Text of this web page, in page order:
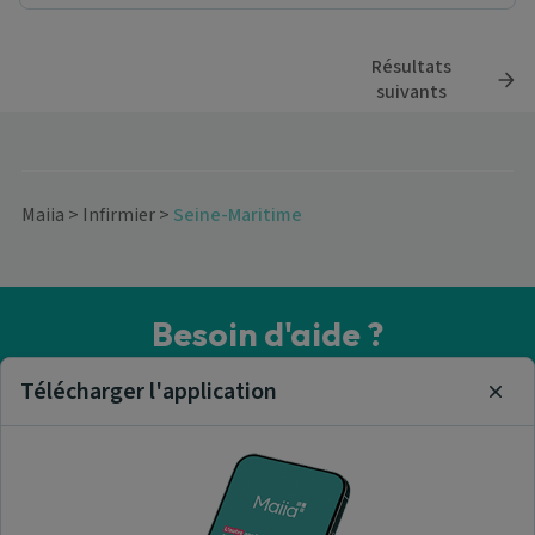
Résultats
suivants
Maiia > Infirmier> Seine-Maritime
Besoin d'aide ?
Visitez notre centre de support ou contactez-nous !
Télécharger l'application